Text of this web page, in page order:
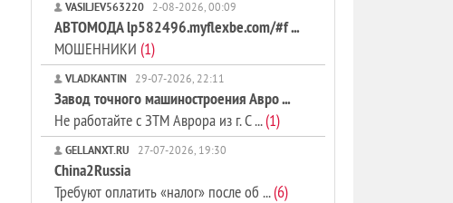
VASILJEV563220 2-08-2026, 00:09
АВТОМОДА lp582496.myflexbe.com/#f ...
МОШЕННИКИ (1)
VLADKANTIN 29-07-2026, 22:11
Завод точного машиностроения Авро ...
Не работайте с ЗТМ Аврора из г. С ...(1)
GELLANXT.RU 27-07-2026, 19:30
China2Russia
Требуют оплатить «налог» после об ...(6)